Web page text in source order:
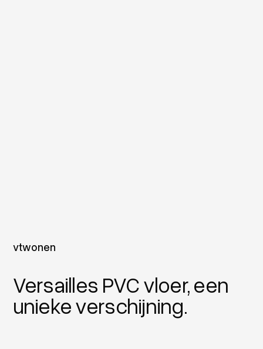
vtwonen
Versailles PVC vloer, een
unieke verschijning.